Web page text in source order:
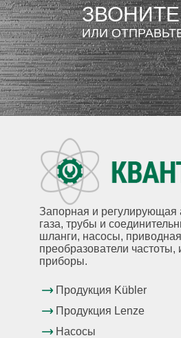
ИЛИ
Запорная и регулирующая
газа, трубы и
шланги, насосы,
преобразователи
приборы.
Продукция Kübler
Продукция Lenze
Насосы